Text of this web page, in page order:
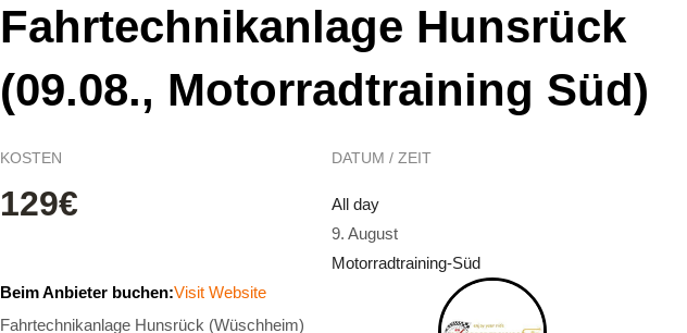
Fahrtechnikanlage Hunsrück
(09.08., Motorradtraining Süd)
KOSTEN
129€
DATUM / ZEIT
All day
9. August
Motorradtraining-Süd
Beim Anbieter buchen:Visit Website
Fahrtechnikanlage Hunsrück (Wüschheim)